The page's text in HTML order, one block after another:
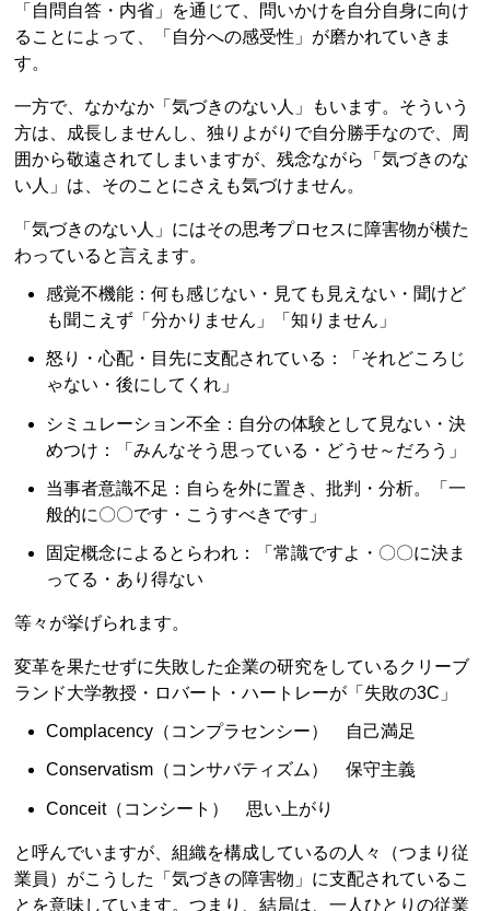
「自問自答・内省」を通じて、問いかけを自分自身に向け
ることによって、「自分への感受性」が磨かれていきま
す。
一方で、なかなか「気づきのない人」もいます。そういう
方は、成長しませんし、独りよがりで自分勝手なので、周
囲から敬遠されてしまいますが、残念ながら「気づきのな
い人」は、そのことにさえも気づけません。
「気づきのない人」にはその思考プロセスに障害物が横た
わっていると言えます。
感覚不機能：何も感じない・見ても見えない・聞けど
も聞こえず「分かりません」「知りません」
怒り・心配・目先に支配されている：「それどころじ
ゃない・後にしてくれ」
シミュレーション不全：自分の体験として見ない・決
めつけ：「みんなそう思っている・どうせ～だろう」
当事者意識不足：自らを外に置き、批判・分析。「一
般的に〇〇です・こうすべきです」
固定概念によるとらわれ：「常識ですよ・〇〇に決ま
ってる・あり得ない
等々が挙げられます。
変革を果たせずに失敗した企業の研究をしているクリーブ
ランド大学教授・ロバート・ハートレーが「失敗の3C」
Complacency（コンプラセンシー） 自己満足
Conservatism（コンサバティズム） 保守主義
Conceit（コンシート） 思い上がり
と呼んでいますが、組織を構成しているの人々（つまり従
業員）がこうした「気づきの障害物」に支配されているこ
とを意味しています。つまり、結局は、一人ひとりの従業